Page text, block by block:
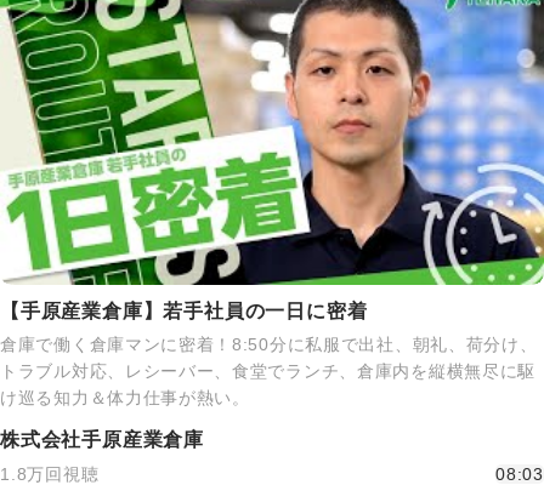
【手原産業倉庫】若手社員の一日に密着
倉庫で働く倉庫マンに密着！8:50分に私服で出社、朝礼、荷分け、
トラブル対応、レシーバー、食堂でランチ、倉庫内を縦横無尽に駆
け巡る知力＆体力仕事が熱い。
株式会社手原産業倉庫
1.8万回視聴 08:03